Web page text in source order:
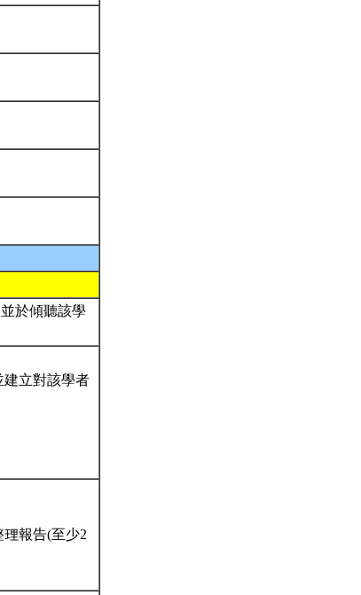
於傾聽該學
建立對該學者
報告(至少2